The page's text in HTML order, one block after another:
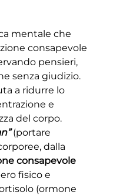
mentale che
consapevole
pensieri,
senza giudizio.
a ridurre lo
e
del corpo.
(portare
dalla
consapevole
fisico e
(ormone